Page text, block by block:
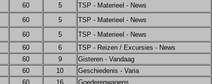
60 5 TSP - Materieel - News
60 5 TSP - Materieel - News
60 5 TSP - Materieel - News
60 6 TSP - Reizen / Excursies - News
60 9 Gisteren - Vandaag
60 10 Geschiedenis - Varia
60 16 Goederenwagens